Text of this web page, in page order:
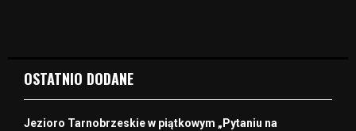
OSTATNIO DODANE
Jezioro Tarnobrzeskie w piątkowym „Pytaniu na